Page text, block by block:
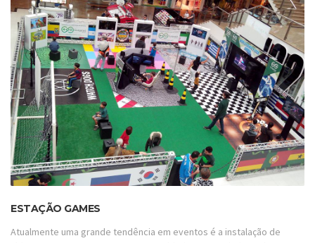
ESTAÇÃO GAMES
Atualmente uma grande tendência em eventos é a instalação de